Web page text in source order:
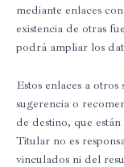
mediante enlaces
existencia de otras
podrá ampliar los
Estos enlaces a
sugerencia o
de destino, que
Titular no es
vinculados ni del